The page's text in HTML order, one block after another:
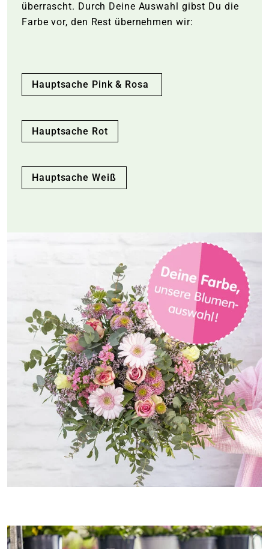
überrascht. Durch Deine Auswahl gibst Du die
Farbe vor, den Rest übernehmen wir:
Hauptsache Pink & Rosa
Hauptsache Rot
Hauptsache Weiß